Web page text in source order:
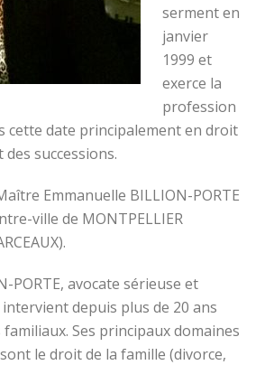
serment en
janvier
1999 et
exerce la
profession
cette date principalement en droit
successions.
Emmanuelle BILLION-PORTE
ville de MONTPELLIER
PORTE, avocate sérieuse et
depuis plus de 20 ans
Ses principaux domaines
le droit de la famille (divorce,